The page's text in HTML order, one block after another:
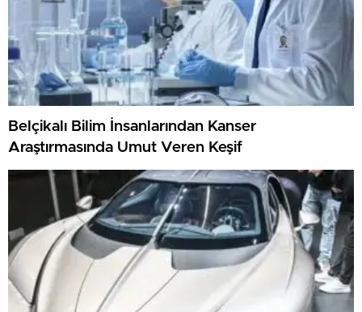
Belçikalı Bilim İnsanlarından Kanser
Araştırmasında Umut Veren Keşif